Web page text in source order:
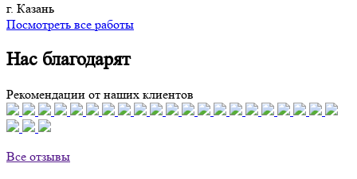
г. Казань
Посмотреть все работы
Нас благодарят
Рекомендации от наших клиентов
Все отзывы